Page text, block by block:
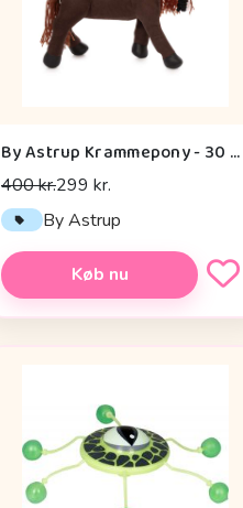
By Astrup Krammepony - 30 cm. - Pixie - Brun
400 kr.299 kr.
By Astrup
Køb nu